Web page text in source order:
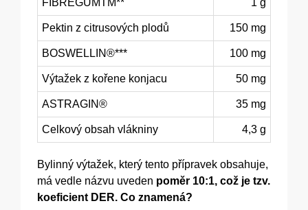
FIBREGUMTM** 1 g
Pektin z citrusových plodů 150 mg
BOSWELLIN®*** 100 mg
Výtažek z kořene konjacu 50 mg
ASTRAGIN® 35 mg
Celkový obsah vlákniny 4,3 g
Bylinný výtažek, který tento přípravek obsahuje,
má vedle názvu uveden poměr 10:1, což je tzv.
koeficient DER. Co znamená?